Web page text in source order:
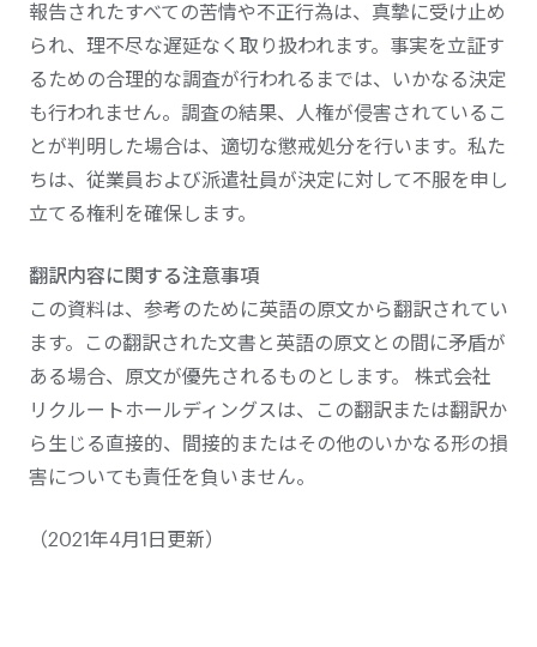
報告されたすべての苦情や不正行為は、真摯に受け止め
られ、理不尽な遅延なく取り扱われます。事実を立証す
るための合理的な調査が行われるまでは、いかなる決定
も行われません。調査の結果、人権が侵害されているこ
とが判明した場合は、適切な懲戒処分を行います。私た
ちは、従業員および派遣社員が決定に対して不服を申し
立てる権利を確保します。
翻訳内容に関する注意事項
この資料は、参考のために英語の原文から翻訳されてい
ます。この翻訳された文書と英語の原文との間に矛盾が
ある場合、原文が優先されるものとします。 株式会社
リクルートホールディングスは、この翻訳または翻訳か
ら生じる直接的、間接的またはその他のいかなる形の損
害についても責任を負いません。
（2021年4月1日更新）